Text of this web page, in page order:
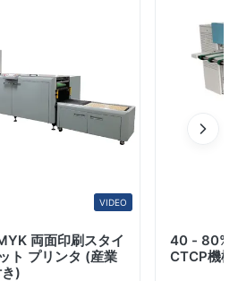
フレキソ製版機 モノクロ/デュ
ルインクジェットプリンター
2300-17B サーマル CTP マ
64 処理量 (1130*800mm) プレ...
VIDEO
両面印刷スタイ
ト プリンタ (産業
)
40 - 80%
CTCP機